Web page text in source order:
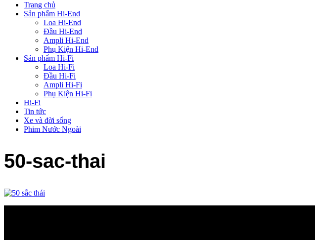
Trang chủ
Sản phẩm Hi-End
Loa Hi-End
Đầu Hi-End
Ampli Hi-End
Phụ Kiện Hi-End
Sản phẩm Hi-Fi
Loa Hi-Fi
Đầu Hi-Fi
Ampli Hi-Fi
Phụ Kiện Hi-Fi
Hi-Fi
Tin tức
Xe và đời sống
Phim Nước Ngoài
50-sac-thai